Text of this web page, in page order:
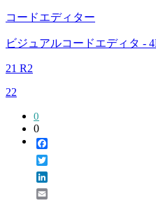
コードエディター
ビジュアルコードエディタ -
21 R2
22
0
0